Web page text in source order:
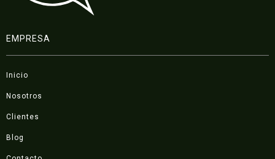
EMPRESA
Inicio
Nosotros
Clientes
Blog